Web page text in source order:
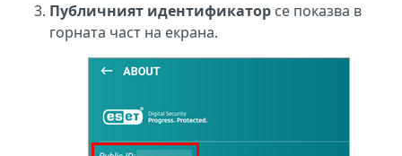
Публичният идентификатор се показва в
горната част на екрана.